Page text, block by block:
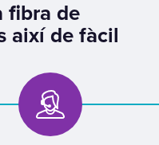
fibra de
així de fàcil